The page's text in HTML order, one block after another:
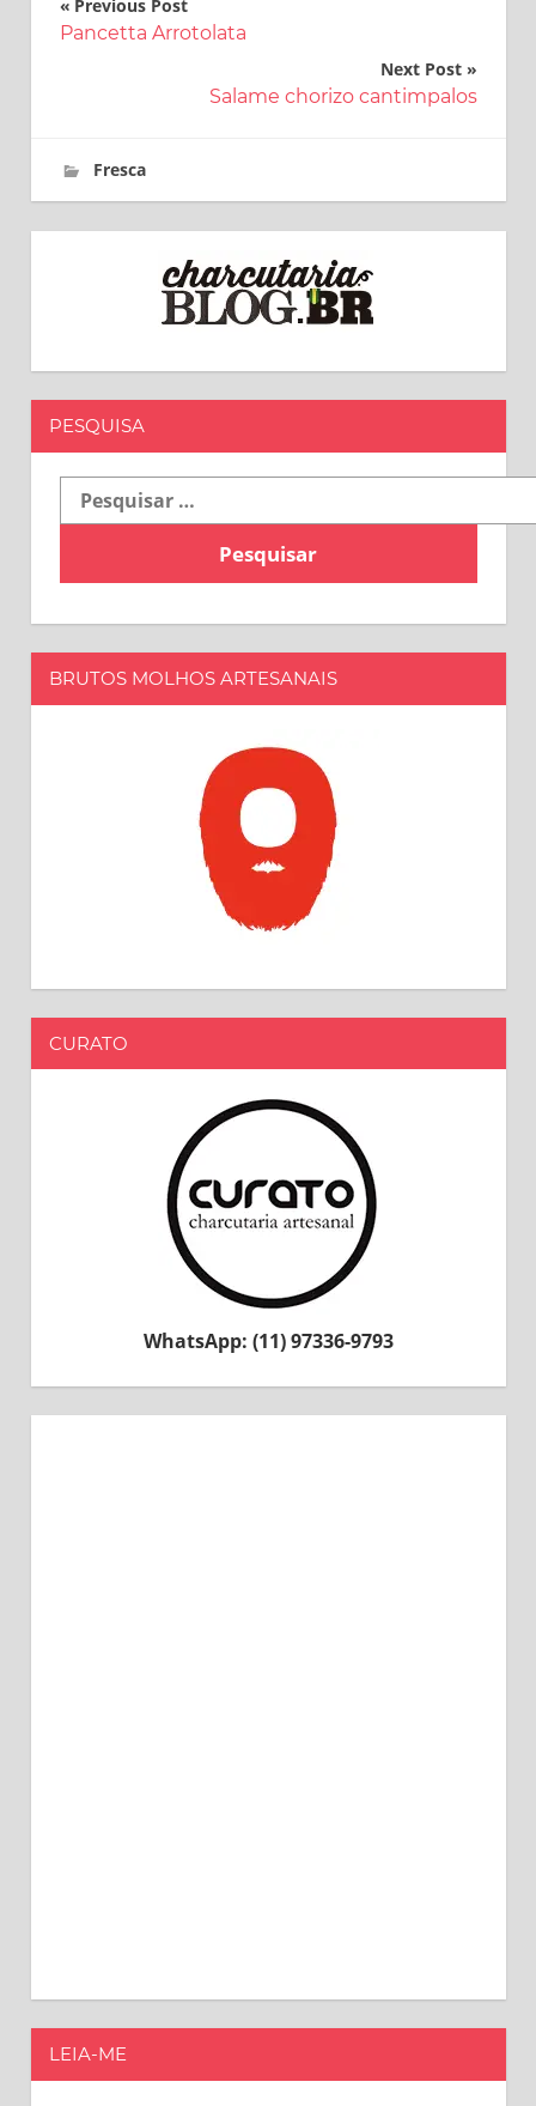
Navegação
Previous Post
Pancetta Arrotolata
Next Post
Salame chorizo cantimpalos
31 de março de 2017
charcutaria.blog.br
Fresca
PESQUISA
Pesquisar
por:
BRUTOS MOLHOS ARTESANAIS
CURATO
WhatsApp: (11) 97336-9793
LEIA-ME